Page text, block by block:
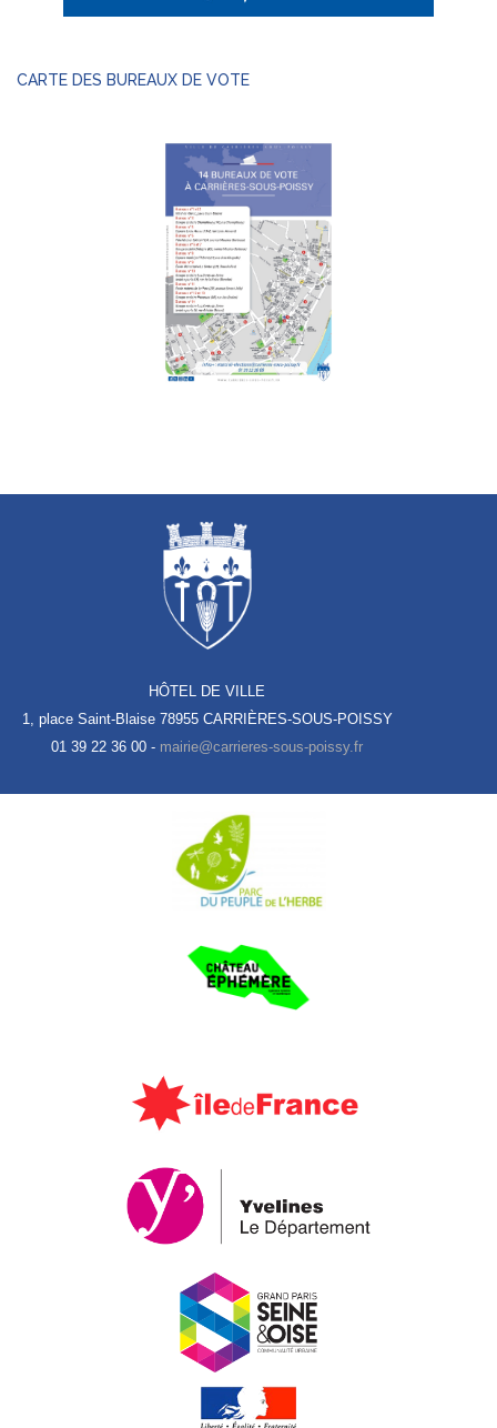
CARTE DES BUREAUX DE VOTE
HÔTEL DE VILLE
1, place Saint-Blaise 78955 CARRIÈRES-SOUS-POISSY
01 39 22 36 00 -